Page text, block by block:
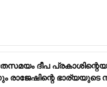
ദീപ
ഭാര്യയുടെ